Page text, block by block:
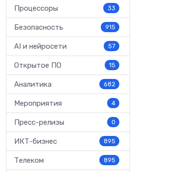
Процессоры 33
Безопасность 915
AI и нейросети 57
Открытое ПО 15
Аналитика 682
Мероприятия 4
Пресс-релизы 0
ИКТ-бизнес 895
Телеком 895